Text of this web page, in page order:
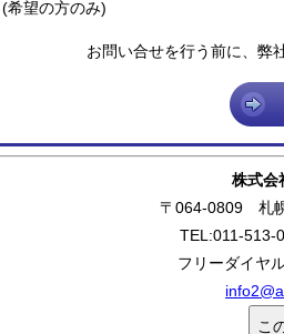
(希望の方のみ)
お問い合せを行う前に、弊
株式会
〒064-0809 札
TEL:011-
フリーダイヤ